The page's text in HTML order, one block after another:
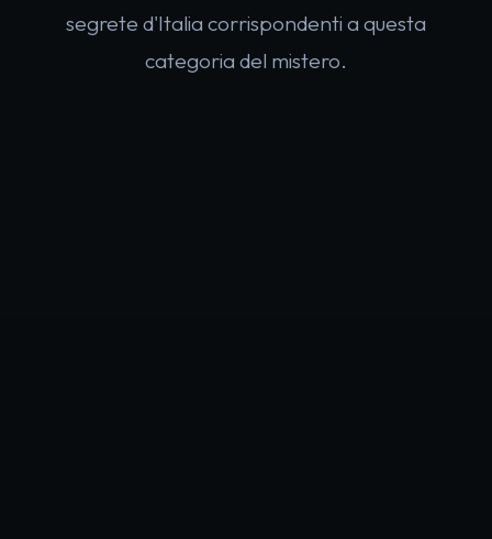
segrete d'Italia corrispondenti a questa
categoria del mistero.